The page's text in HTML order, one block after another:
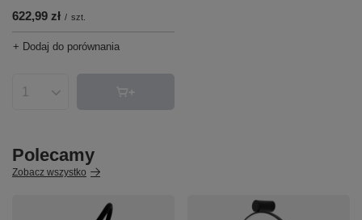
622,99 zł / szt.
+ Dodaj do porównania
Ilość produktów
Polecamy
Zobacz wszystko